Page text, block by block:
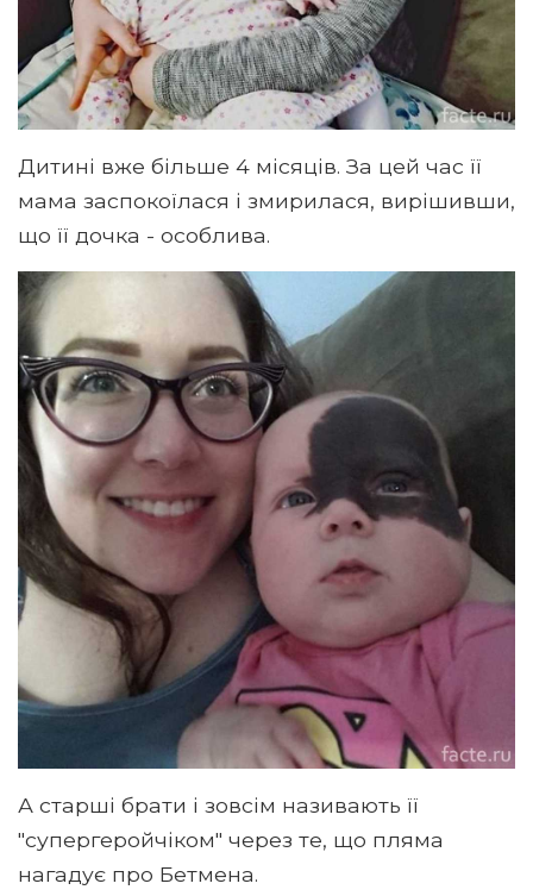
Дитині вже більше 4 місяців. За цей час її
мама заспокоїлася і змирилася, вирішивши,
що її дочка - особлива.
А старші брати і зовсім називають її
"супергеройчіком" через те, що пляма
нагадує про Бетмена.